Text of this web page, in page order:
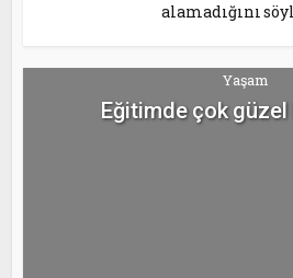
alamadığını
Yaşam
Eğitimde çok